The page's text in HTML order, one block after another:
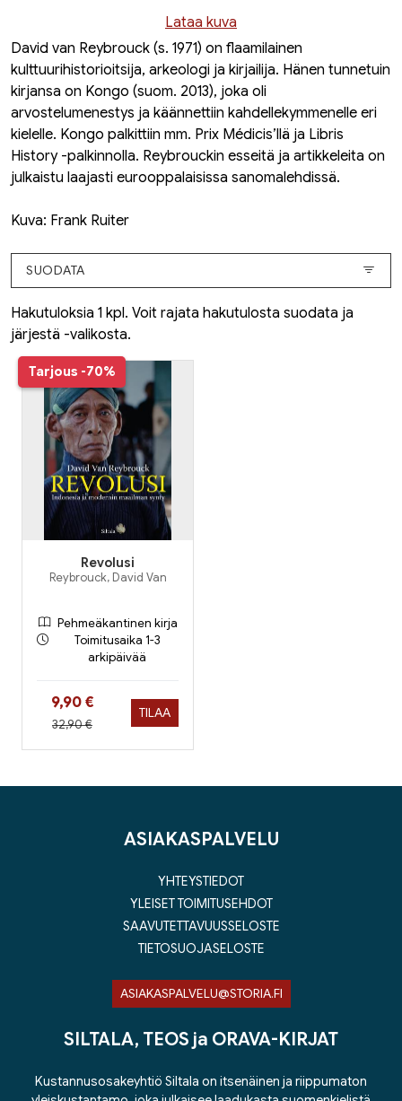
Lataa kuva
David van Reybrouck (s. 1971) on flaamilainen
kulttuurihistorioitsija, arkeologi ja kirjailija. Hänen tunnetuin
kirjansa on Kongo (suom. 2013), joka oli
arvostelumenestys ja käännettiin kahdellekymmenelle eri
kielelle. Kongo palkittiin mm. Prix Médicis’llä ja Libris
History -palkinnolla. Reybrouckin esseitä ja artikkeleita on
julkaistu laajasti eurooppalaisissa sanomalehdissä.
Kuva: Frank Ruiter
SUODATA
Hakutuloksia 1 kpl. Voit rajata hakutulosta suodata ja
järjestä -valikosta.
Tarjous -70%
Revolusi
Reybrouck, David Van
Pehmeäkantinen kirja
Toimitusaika 1-3
arkipäivää
Hinta nyt
9,90 €
Hinta aiemmin
32,90 €
TILAA
ASIAKASPALVELU
YHTEYSTIEDOT
YLEISET TOIMITUSEHDOT
SAAVUTETTAVUUSSELOSTE
TIETOSUOJASELOSTE
ASIAKASPALVELU@STORIA.FI
SILTALA, TEOS ja ORAVA-KIRJAT
Kustannusosakeyhtiö Siltala on itsenäinen ja riippumaton